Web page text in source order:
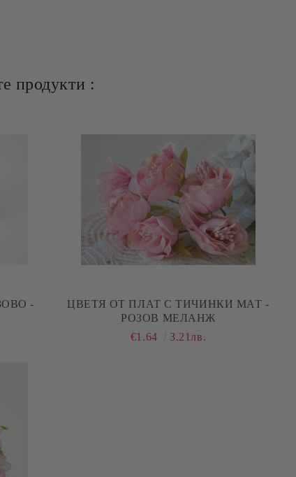
продукти :
-
ЦВЕТЯ ОТ ПЛАТ С ТИЧИНКИ МАТ -
РОЗОВ МЕЛАНЖ
€1.64
3.21лв.